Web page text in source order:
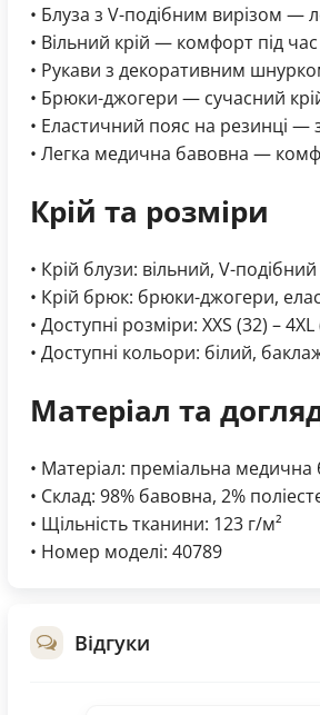
• Блуза з V-подібним вирізом —
• Вільний крій — комфорт під
• Рукави з декоративним
• Брюки-джогери — сучасний
• Еластичний пояс на резинці —
• Легка медична бавовна —
Крій та розміри
• Крій блузи: вільний, V-подібний
• Крій брюк: брюки-джогери,
• Доступні розміри: XXS (32) – 4XL
• Доступні кольори: білий,
Матеріал та
• Матеріал: преміальна
• Склад: 98% бавовна, 2%
• Щільність тканини: 123 г/м²
• Номер моделі: 40789
Відгуки